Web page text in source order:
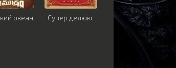
океан Супер делюкс